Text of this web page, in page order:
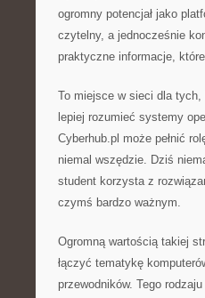
ogromny potencjał jako
czytelny, a jednocześnie
praktyczne informacje,
To miejsce w sieci dla
lepiej rozumieć systemy
Cyberhub.pl może pełnić
niemal wszędzie. Dziś
student korzysta z
czymś bardzo ważnym.
Ogromną wartością takiej
łączyć tematykę
przewodników. Tego